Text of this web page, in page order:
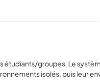
étudiants/groupes. Le
isolés, puis leur